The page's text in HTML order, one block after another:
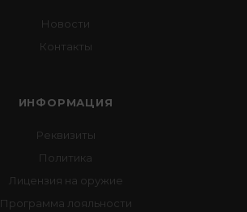
Новости
Контакты
ИНФОРМАЦИЯ
Реквизиты
Политика
Лицензия на оружие
Программа лояльности